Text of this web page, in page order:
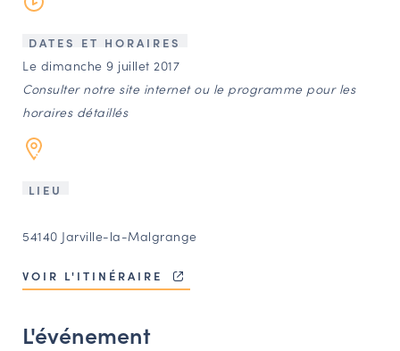
Agenda
Annuaire
Ressources
OFFRES D’EMPLOI ET DE STAGE
BOURSE D’ÉCHANGE
OUTILS EN LIGNE
DATES ET HORAIRES
Le dimanche 9 juillet 2017
Consulter notre site internet ou le programme pour les
horaires détaillés
LIEU
54140 Jarville-la-Malgrange
VOIR L'ITINÉRAIRE
L'événement